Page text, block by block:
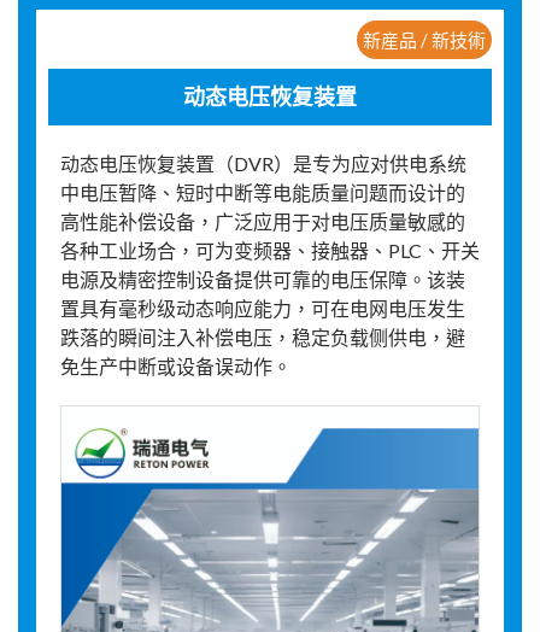
新産品 / 新技術
动态电压恢复装置
动态电压恢复装置（DVR）是专为应对供电系统
中电压暂降、短时中断等电能质量问题而设计的
高性能补偿设备，广泛应用于对电压质量敏感的
各种工业场合，可为变频器、接触器、PLC、开关
电源及精密控制设备提供可靠的电压保障。该装
置具有毫秒级动态响应能力，可在电网电压发生
跌落的瞬间注入补偿电压，稳定负载侧供电，避
免生产中断或设备误动作。